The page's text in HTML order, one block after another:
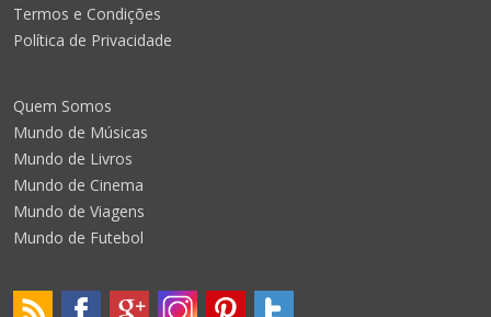
Termos e Condições
Política de Privacidade
Quem Somos
Mundo de Músicas
Mundo de Livros
Mundo de Cinema
Mundo de Viagens
Mundo de Futebol